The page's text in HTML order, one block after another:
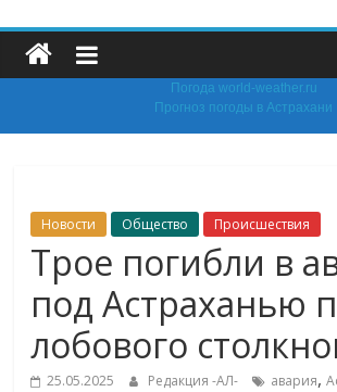
Погода world-weather.ru
Прогноз погоды в Астрахани
Новости Общество Происшествия
Трое погибли в
под Астраханью
лобового
25.05.2025 Редакция -АЛ- авария,